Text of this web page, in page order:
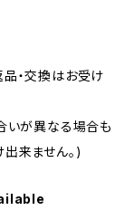
品・交換はお受け
いが異なる場合も
来ません。)